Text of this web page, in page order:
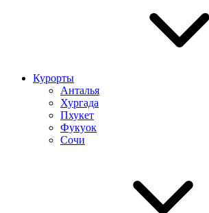
Курорты
Анталья
Хургада
Пхукет
Фукуок
Сочи